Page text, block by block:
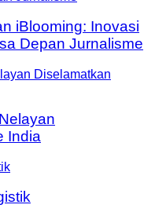
iBlooming: Inovasi
Depan Jurnalisme
India